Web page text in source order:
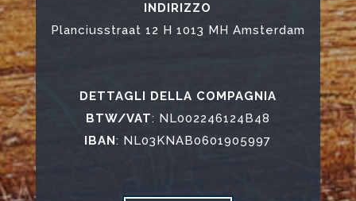
INDIRIZZO
Planciusstraat 12 H 1013 MH Amsterdam
DETTAGLI DELLA COMPAGNIA
BTW/VAT: NL002246124B48
IBAN: NL03KNAB0601905997